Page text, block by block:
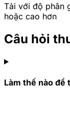
Tải với độ phân
hoặc cao hơn
Câu hỏi
Làm thế nào để